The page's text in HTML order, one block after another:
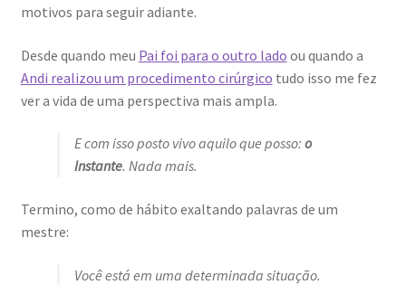
motivos para seguir adiante.
Desde quando meu Pai foi para o outro lado ou quando a
Andi realizou um procedimento cirúrgico tudo isso me fez
ver a vida de uma perspectiva mais ampla.
E com isso posto vivo aquilo que posso: o
Instante. Nada mais.
Termino, como de hábito exaltando palavras de um
mestre:
Você está em uma determinada situação.